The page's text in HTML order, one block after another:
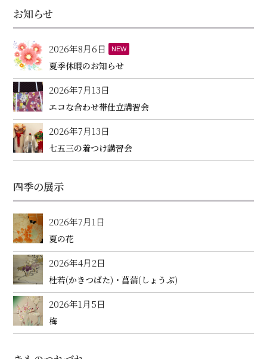
お知らせ
2026年8月6日 NEW
夏季休暇のお知らせ
2026年7月13日
エコな合わせ帯仕立講習会
2026年7月13日
七五三の着つけ講習会
四季の展示
2026年7月1日
夏の花
2026年4月2日
杜若(かきつばた)・菖蒲(しょうぶ)
2026年1月5日
梅